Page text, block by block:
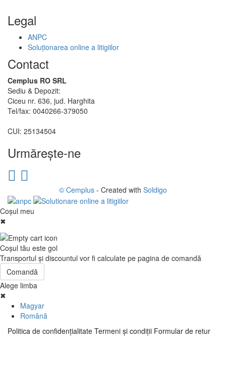
Legal
ANPC
Soluționarea online a litigiilor
Contact
Cemplus RO SRL
Sediu & Depozit:
Ciceu nr. 636, jud. Harghita
Tel/fax: 0040266-379050
CUI: 25134504
Urmăreşte-ne
© Cemplus - Created with Soldigo
Coşul meu
✖
Coşul tău este gol
Transportul şi discountul vor fi calculate pe pagina de comandă
Comandă
Alege limba
✖
Magyar
Română
Politica de confidenţialitate Termeni şi condiţii Formular de retur